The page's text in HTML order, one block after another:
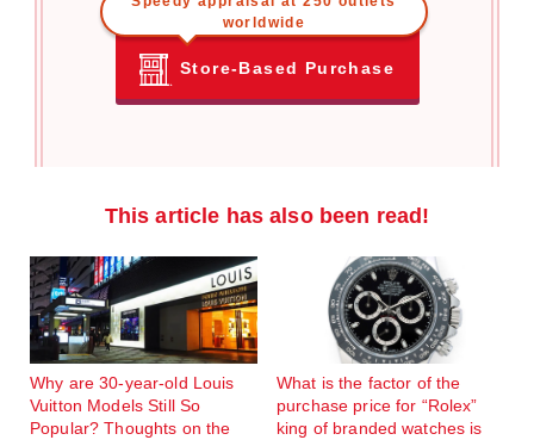
worldwide
Store-Based Purchase
This article has also been read!
Why are 30-year-old Louis
Vuitton Models Still So
Popular? Thoughts on the
What is the factor of the
purchase price for “Rolex”
king of branded watches is